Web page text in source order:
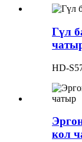
Гүл
HD-
кол